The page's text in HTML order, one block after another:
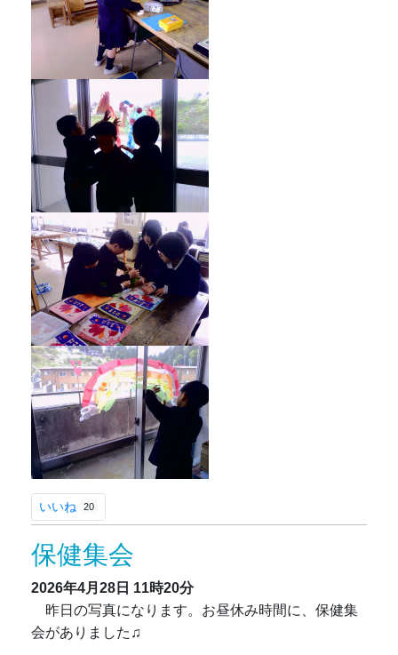
いいね 20
保健集会
2026年4月28日 11時20分
昨日の写真になります。お昼休み時間に、保健集
会がありました♫